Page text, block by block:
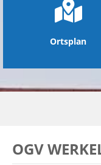
Ortsplan
OGV